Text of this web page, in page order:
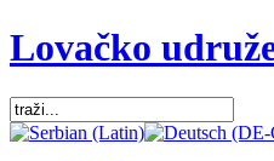
Lovačko